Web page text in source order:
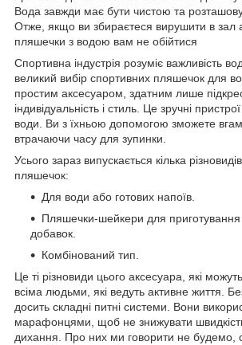
Вода завжди має бути чистою та
Отже, якщо ви збираєтеся вирушити в зал
пляшечки з водою вам не обійтися
Спортивна індустрія розуміє важливість
великий вибір спортивних пляшечок для
простим аксесуаром, здатним лише
індивідуальність і стиль. Це зручні
води. Ви з їхньою допомогою зможете
втрачаючи часу для зупинки.
Усього зараз випускається кілька
пляшечок:
Для води або готових напоїв.
Пляшечки-шейкери для приготування
добавок.
Комбінований тип.
Це ті різновиди цього аксесуара, які
всіма людьми, які ведуть активне життя.
досить складні питні системи. Вони
марафонцями, щоб не знижувати
дихання. Про них ми говорити не будемо,